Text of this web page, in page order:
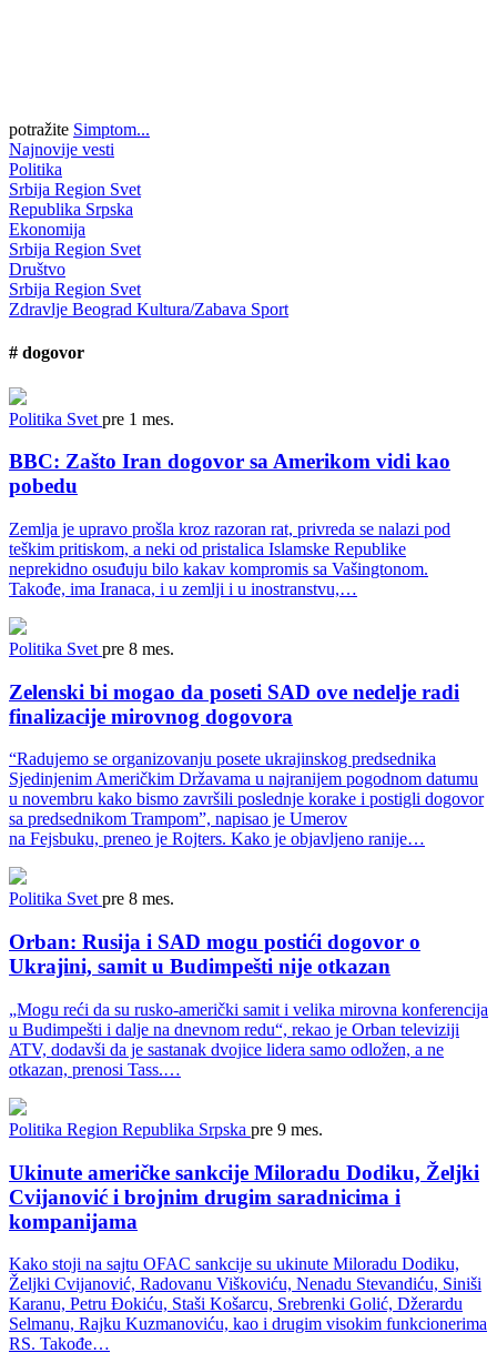
potražite Simptom...
Najnovije vesti
Politika
Srbija Region Svet
Republika Srpska
Ekonomija
Srbija Region Svet
Društvo
Srbija Region Svet
Zdravlje Beograd Kultura/Zabava Sport
# dogovor
Politika Svet pre 1 mes.
BBC: Zašto Iran dogovor sa Amerikom vidi kao
pobedu
Zemlja je upravo prošla kroz razoran rat, privreda se nalazi pod
teškim pritiskom, a neki od pristalica Islamske Republike
neprekidno osuđuju bilo kakav kompromis sa Vašingtonom.
Takođe, ima Iranaca, i u zemlji i u inostranstvu,…
Politika Svet pre 8 mes.
Zelenski bi mogao da poseti SAD ove nedelje radi
finalizacije mirovnog dogovora
“Radujemo se organizovanju posete ukrajinskog predsednika
Sjedinjenim Američkim Državama u najranijem pogodnom datumu
u novembru kako bismo završili poslednje korake i postigli dogovor
sa predsednikom Trampom”, napisao je Umerov
na Fejsbuku, preneo je Rojters. Kako je objavljeno ranije…
Politika Svet pre 8 mes.
Orban: Rusija i SAD mogu postići dogovor o
Ukrajini, samit u Budimpešti nije otkazan
„Mogu reći da su rusko-američki samit i velika mirovna konferencija
u Budimpešti i dalje na dnevnom redu“, rekao je Orban televiziji
ATV, dodavši da je sastanak dvojice lidera samo odložen, a ne
otkazan, prenosi Tass.…
Politika Region Republika Srpska pre 9 mes.
Ukinute američke sankcije Miloradu Dodiku, Željki
Cvijanović i brojnim drugim saradnicima i
kompanijama
Kako stoji na sajtu OFAC sankcije su ukinute Miloradu Dodiku,
Željki Cvijanović, Radovanu Viškoviću, Nenadu Stevandiću, Siniši
Karanu, Petru Đokiću, Staši Košarcu, Srebrenki Golić, Džerardu
Selmanu, Rajku Kuzmanoviću, kao i drugim visokim funkcionerima
RS. Takođe…